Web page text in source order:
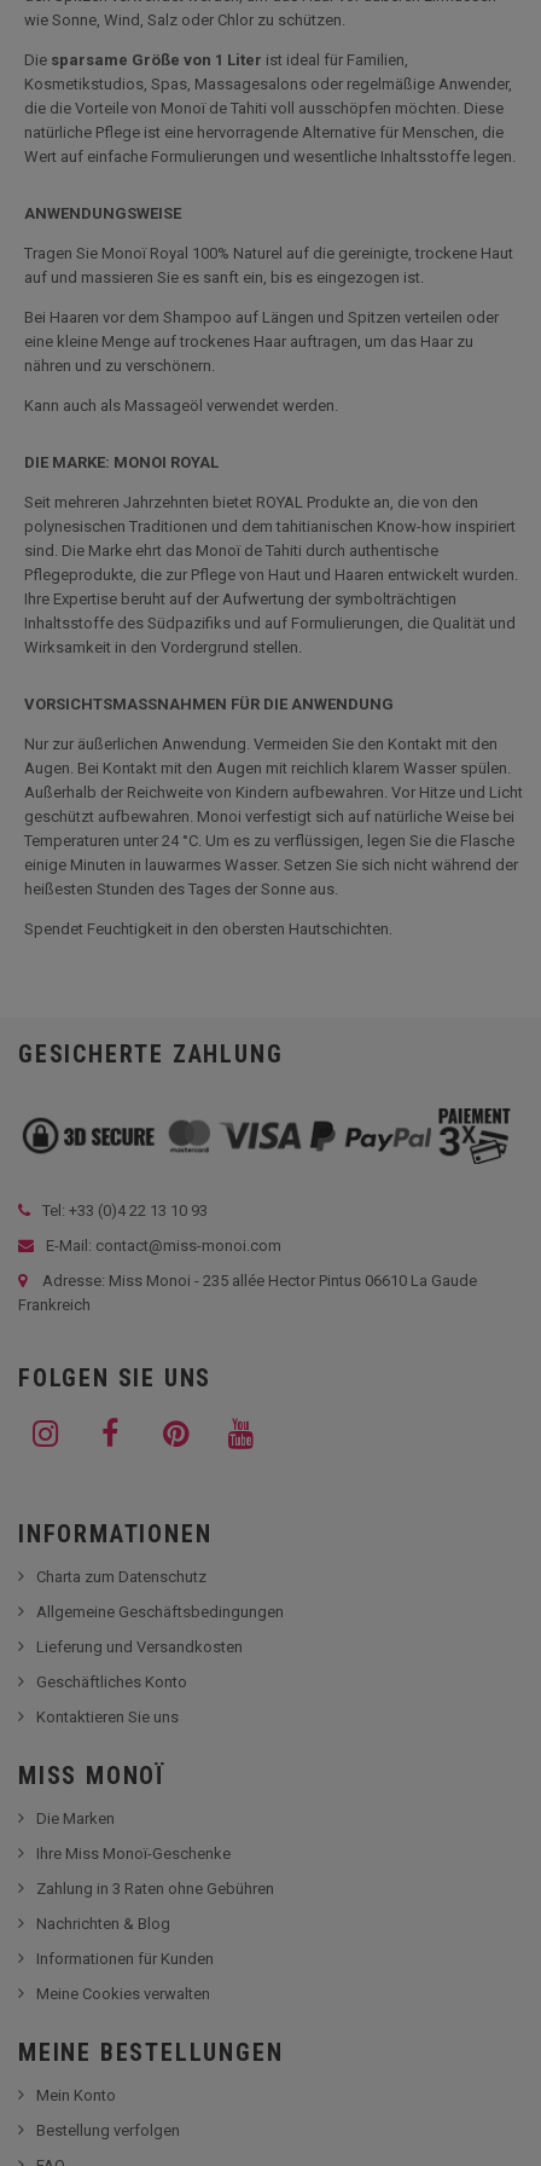
wie Sonne, Wind, Salz oder Chlor zu schützen.
Die sparsame Größe von 1 Liter ist ideal für Familien,
Kosmetikstudios, Spas, Massagesalons oder regelmäßige Anwender,
die die Vorteile von Monoï de Tahiti voll ausschöpfen möchten. Diese
natürliche Pflege ist eine hervorragende Alternative für Menschen, die
Wert auf einfache Formulierungen und wesentliche Inhaltsstoffe legen.
ANWENDUNGSWEISE
Tragen Sie Monoï Royal 100% Naturel auf die gereinigte, trockene Haut
auf und massieren Sie es sanft ein, bis es eingezogen ist.
Bei Haaren vor dem Shampoo auf Längen und Spitzen verteilen oder
eine kleine Menge auf trockenes Haar auftragen, um das Haar zu
nähren und zu verschönern.
Kann auch als Massageöl verwendet werden.
DIE MARKE: MONOI ROYAL
Seit mehreren Jahrzehnten bietet ROYAL Produkte an, die von den
polynesischen Traditionen und dem tahitianischen Know-how inspiriert
sind. Die Marke ehrt das Monoï de Tahiti durch authentische
Pflegeprodukte, die zur Pflege von Haut und Haaren entwickelt wurden.
Ihre Expertise beruht auf der Aufwertung der symbolträchtigen
Inhaltsstoffe des Südpazifiks und auf Formulierungen, die Qualität und
Wirksamkeit in den Vordergrund stellen.
VORSICHTSMASSNAHMEN FÜR DIE ANWENDUNG
Nur zur äußerlichen Anwendung. Vermeiden Sie den Kontakt mit den
Augen. Bei Kontakt mit den Augen mit reichlich klarem Wasser spülen.
Außerhalb der Reichweite von Kindern aufbewahren. Vor Hitze und Licht
geschützt aufbewahren. Monoi verfestigt sich auf natürliche Weise bei
Temperaturen unter 24 °C. Um es zu verflüssigen, legen Sie die Flasche
einige Minuten in lauwarmes Wasser. Setzen Sie sich nicht während der
heißesten Stunden des Tages der Sonne aus.
Spendet Feuchtigkeit in den obersten Hautschichten.
GESICHERTE ZAHLUNG
Tel: +33 (0)4 22 13 10 93
E-Mail: contact@miss-monoi.com
Adresse: Miss Monoi - 235 allée Hector Pintus 06610 La Gaude
Frankreich
FOLGEN SIE UNS
INFORMATIONEN
Charta zum Datenschutz
Allgemeine Geschäftsbedingungen
Lieferung und Versandkosten
Geschäftliches Konto
Kontaktieren Sie uns
MISS MONOÏ
Die Marken
Ihre Miss Monoï-Geschenke
Zahlung in 3 Raten ohne Gebühren
Nachrichten & Blog
Informationen für Kunden
Meine Cookies verwalten
MEINE BESTELLUNGEN
Mein Konto
Bestellung verfolgen